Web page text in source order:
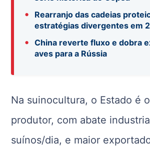
•
Rearranjo das cadeias
estratégias divergentes em
•
China reverte fluxo e dobra
aves para a Rússia
Na suinocultura, o Estado é
produtor, com abate
suínos/dia, e maior